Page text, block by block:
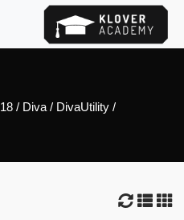
/ Diva / DivaUtility /